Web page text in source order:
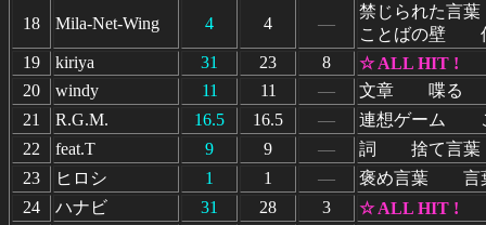
18 Mila-Net-Wing 4 4 ―
禁じられた言
ことばの壁
19
kiriya 31 23 8
☆ ALL HIT !
20
windy 11 11 ―
文章 喋る
21
R.G.M. 16.5 16.5 ―
連想ゲーム
22
feat.T 9 9 ―
詞 捨て言葉
23
ヒロシ 1 1 ―
褒め言葉 言
24
ハナビ 31 28 3
☆ ALL HIT !